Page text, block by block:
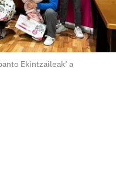
Ekintzaileak’ a